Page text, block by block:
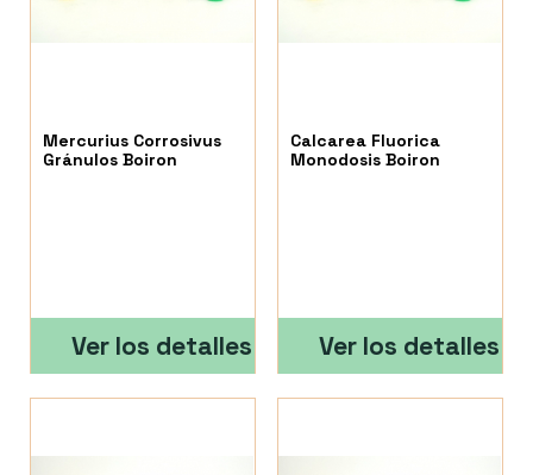
Mercurius Corrosivus
Gránulos Boiron
Ver los detalles
Calcarea Fluorica
Monodosis Boiron
Ver los detalles